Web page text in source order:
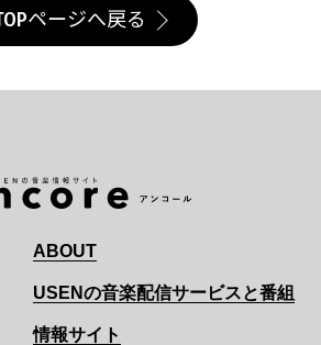
ページへ戻る
ABOUT
USENの音楽配信サービスと番組
情報サイト